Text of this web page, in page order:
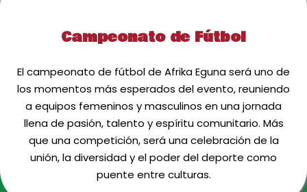
Campeonato de Fútbol
El campeonato de fútbol de Afrika Eguna será uno de
los momentos más esperados del evento, reuniendo
a equipos femeninos y masculinos en una jornada
llena de pasión, talento y espíritu comunitario. Más
que una competición, será una celebración de la
unión, la diversidad y el poder del deporte como
puente entre culturas.